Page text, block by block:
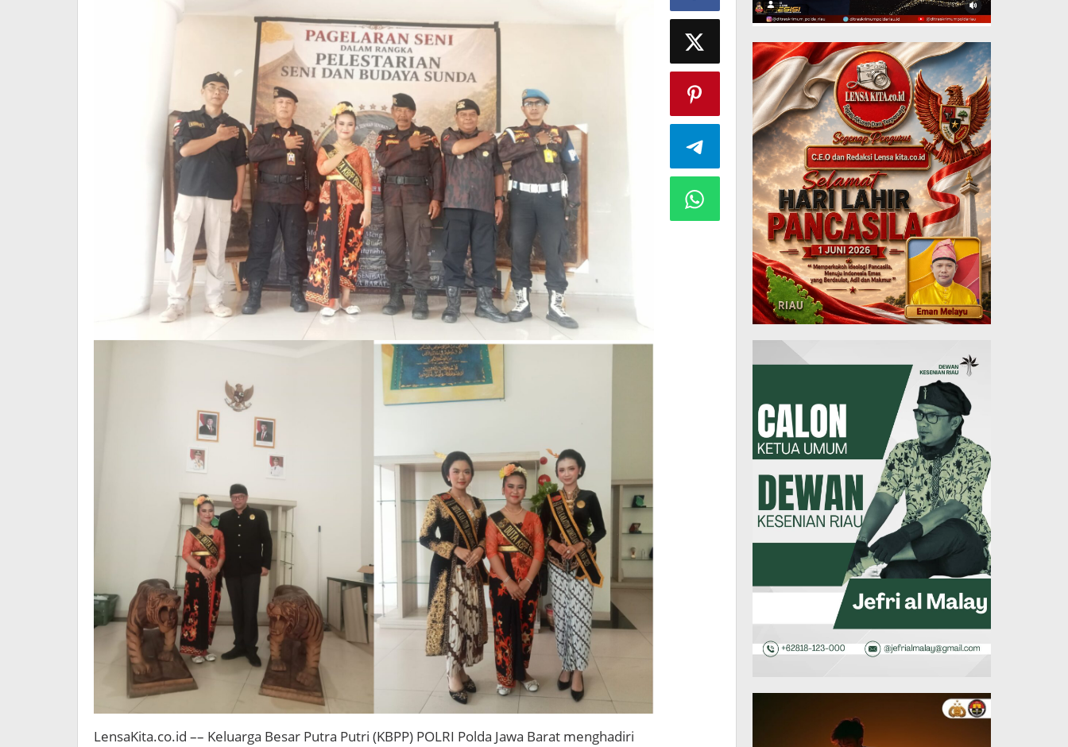
LensaKita.co.id –– Keluarga Besar Putra Putri (KBPP) POLRI Polda Jawa Barat menghadiri